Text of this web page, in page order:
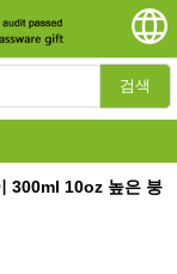
검색
300ml 10oz 높은 붕